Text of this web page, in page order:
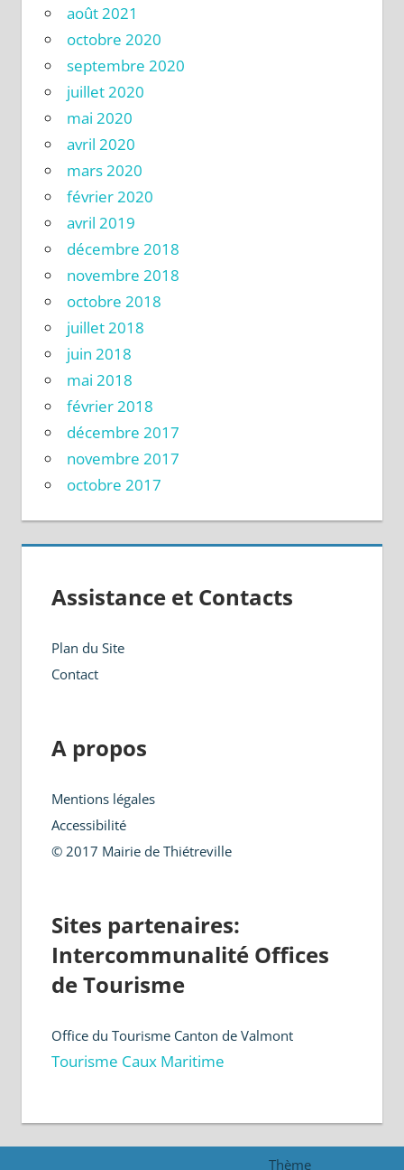
août 2021
octobre 2020
septembre 2020
juillet 2020
mai 2020
avril 2020
mars 2020
février 2020
avril 2019
décembre 2018
novembre 2018
octobre 2018
juillet 2018
juin 2018
mai 2018
février 2018
décembre 2017
novembre 2017
octobre 2017
Assistance et Contacts
Plan du Site
Contact
A propos
Mentions légales
Accessibilité
© 2017 Mairie de Thiétreville
Sites partenaires:
Intercommunalité Offices
de Tourisme
Office du Tourisme Canton de Valmont
Tourisme Caux Maritime
Thème